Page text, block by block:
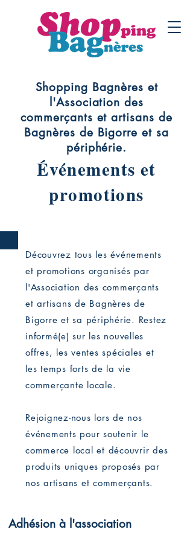
Shopping Bagnères et
l'Association des
commerçants et artisans de
Bagnères de Bigorre et sa
périphérie.
Événements et
promotions
Découvrez tous les événements
et promotions organisés par
l'Association des commerçants
et artisans de Bagnères de
Bigorre et sa périphérie. Restez
informé(e) sur les nouvelles
offres, les ventes spéciales et
les temps forts de la vie
commerçante locale.
Rejoignez-nous lors de nos
événements pour soutenir le
commerce local et découvrir des
produits uniques proposés par
nos artisans et commerçants.
Adhésion à l'association